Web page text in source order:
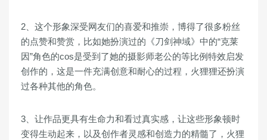
2、这个形象深受网友们的喜爱和推崇，博得了很多粉丝
的点赞和赞赏，比如她扮演过的《刀剑神域》中的“克莱
因”角色的cos是受到了她的摄影师老公的等比例特效启发
创作的，这是一件充满创意和耐心的过程，火狸狸还扮演
过各种其他的角色。
3、让作品更具有生命力和看过真实感，让这些形象顿时
变得生动起来，以及创作者灵感和创造力的精髓了，火狸